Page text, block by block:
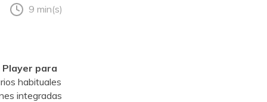
9 min(s)
Player para
habituales
integradas